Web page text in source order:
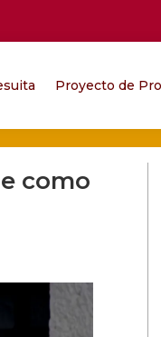
Proyecto de
como